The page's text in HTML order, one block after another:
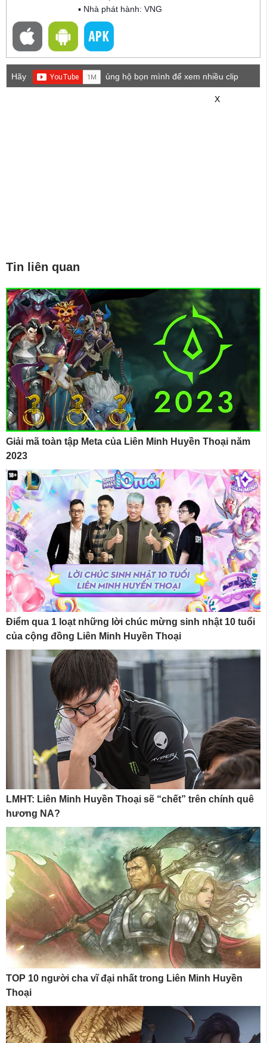
▪ Nhà phát hành: VNG
Hãy
ủng hộ bọn mình để xem nhiều clip
X
Tin liên quan
Giải mã toàn tập Meta của Liên Minh Huyền Thoại năm
2023
Điểm qua 1 loạt những lời chúc mừng sinh nhật 10 tuổi
của cộng đồng Liên Minh Huyền Thoại
LMHT: Liên Minh Huyền Thoại sẽ “chết” trên chính quê
hương NA?
TOP 10 người cha vĩ đại nhất trong Liên Minh Huyền
Thoại